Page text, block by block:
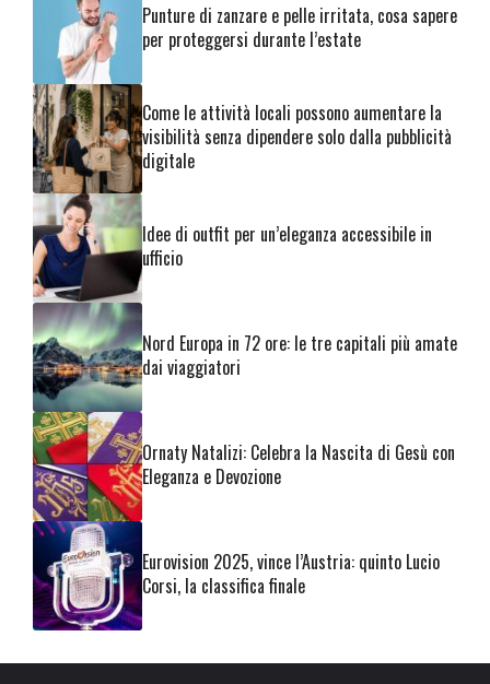
Punture di zanzare e pelle irritata, cosa sapere
per proteggersi durante l’estate
Come le attività locali possono aumentare la
visibilità senza dipendere solo dalla pubblicità
digitale
Idee di outfit per un’eleganza accessibile in
ufficio
Nord Europa in 72 ore: le tre capitali più amate
dai viaggiatori
Ornaty Natalizi: Celebra la Nascita di Gesù con
Eleganza e Devozione
Eurovision 2025, vince l’Austria: quinto Lucio
Corsi, la classifica finale